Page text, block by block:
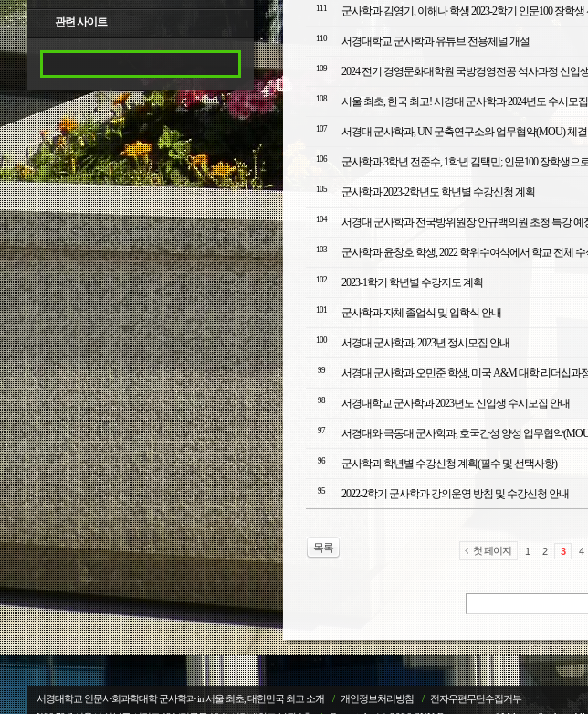
관련 사이트
111 군사학과 김영기, 이해나 학생 2023-2학기 인문100 장학생
110 서경대학교 군사학과 유튜브 전용체널 개설
109 2024 전기 경영문화대학원 국방경영전공 석사과정 신입
108 서울 최초, 한국 최고! 서경대 군사학과 2024년도 수시모
107 서경대 군사학과, UN 군축연구소와 업무협약(MOU) 체결
106 군사학과 3학년 전준수, 1학년 김택민; 인문100 장학생으
105 군사학과 2023-2학년도 학년별 수강신청 계획
104 서경대 군사학과 전국방위원장 안규백의원 초청 특강 예
103 군사학과 윤창호 학생, 2022 학위수여식에서 학교 전체
102 2023-1학기 학년별 수강지도 계획
101 군사학과 자체 졸업식 및 입학식 안내
100 서경대 군사학과, 2023년 정시모집 안내
99 서경대 군사학과 오민준 학생, 미국 A&M 대학 리더십과
98 서경대학교 군사학과 2023년도 신입생 수시모집 안내
97 서경대와 극동대 군사학과, 호국간성 양성 업무협약
96 군사학과 학년별 수강신청 계획(필수 및 선택사항)
95 2022-2학기 군사학과 강의운영 방침 및 수강신청 안내
목록 첫 페이지 1 2 3 4
서경대학교 인문사회과학대학 군사학과 in 서울 최초, 대한민국 최고 소개 / 개인정보처리방침 /
전자우편무단수집거부